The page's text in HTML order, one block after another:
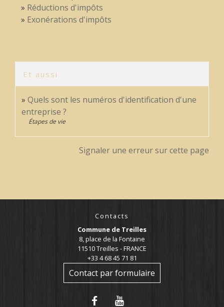
Réductions d'impôts
Exonérations d'impôts
Et aussi
Quels sont les numéros d'identification d'une
entreprise ?
Étapes de vie
Signaler une erreur sur cette page
Contacts
Commune de Treilles
8, place de la Fontaine
11510 Treilles - FRANCE
+33 4 68 45 71 81
Contact par formulaire